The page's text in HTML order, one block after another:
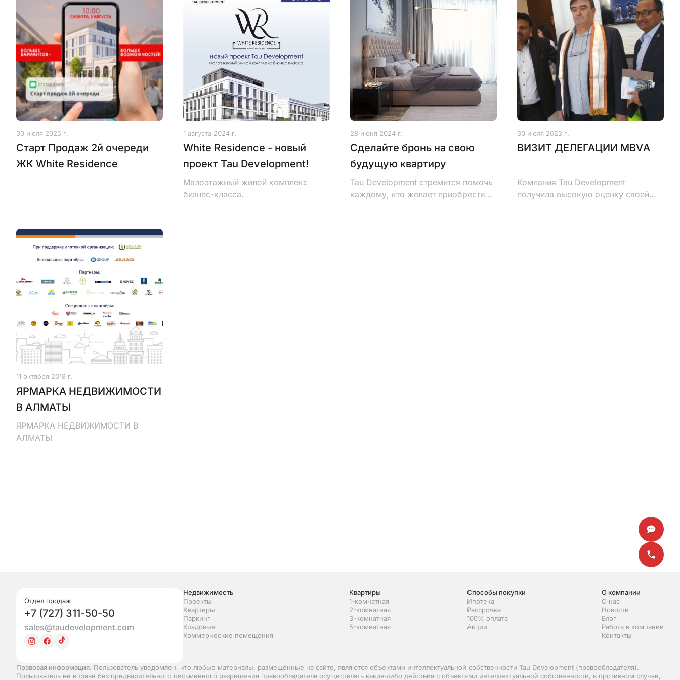
30 июля 2025 г.
Старт Продаж 2й очереди
ЖК White Residence
1 августа 2024 г.
White Residence - новый
проект Tau Development!
Малоэтажный жилой комплекс
бизнес-класса.
28 июня 2024 г.
Сделайте бронь на свою
будущую квартиру
Tau Development стремится помочь
каждому, кто желает приобрести
30 июля 2023 г.
ВИЗИТ ДЕЛЕГАЦИИ МВVА
Компания Tau Development
получила высокую оценку своей
11 октября 2018 г.
ЯРМАРКА НЕДВИЖИМОСТИ
В АЛМАТЫ
ЯРМАРКА НЕДВИЖИМОСТИ В
АЛМАТЫ
Отдел продаж
+7 (727) 311-50-50
sales@taudevelopment.com
Недвижимость
Проекты
Квартиры
Паркинг
Кладовые
Коммерческие помещения
Квартиры
1-комнатная
2-комнатная
3-комнатная
5-комнатная
Способы покупки
Ипотека
Рассрочка
100% оплата
Акции
О компании
О нас
Новости
Блог
Работа в компании
Контакты
Правовая информация. Пользователь уведомлен, что любые материалы, размещённые на сайте, являются объектами интеллектуальной собственности Tau Development (правообладателя).
Пользователь не вправе без предварительного письменного разрешения правообладателя осуществлять какие‑либо действия с объектами интеллектуальной собственности, в противном случае,